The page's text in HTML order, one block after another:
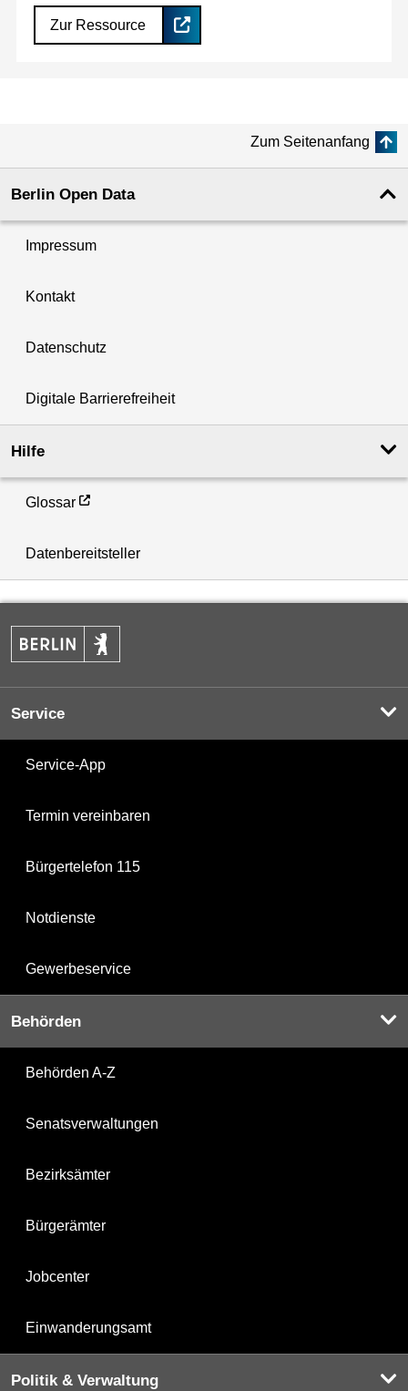
Zur Ressource
Zum Seitenanfang
Berlin Open Data
Impressum
Kontakt
Datenschutz
Digitale Barrierefreiheit
Hilfe
Glossar
Datenbereitsteller
Service
Service-App
Termin vereinbaren
Bürgertelefon 115
Notdienste
Gewerbeservice
Behörden
Behörden A-Z
Senatsverwaltungen
Bezirksämter
Bürgerämter
Jobcenter
Einwanderungsamt
Politik & Verwaltung